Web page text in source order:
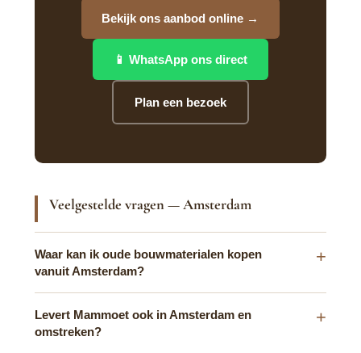
Bekijk ons aanbod online →
📱 WhatsApp ons direct
Plan een bezoek
Veelgestelde vragen — Amsterdam
Waar kan ik oude bouwmaterialen kopen
vanuit Amsterdam?
Levert Mammoet ook in Amsterdam en
omstreken?